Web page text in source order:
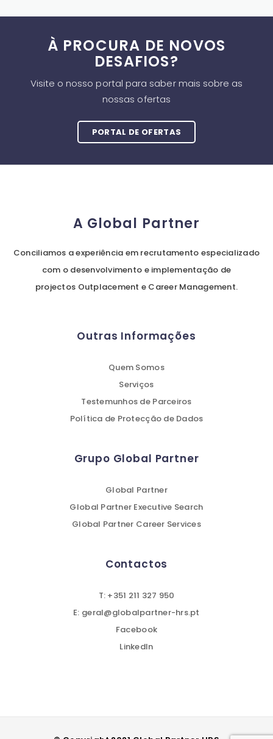
À PROCURA DE NOVOS
DESAFIOS?
Visite o nosso portal para saber mais sobre as
nossas ofertas
PORTAL DE OFERTAS
A Global Partner
Conciliamos a experiência em recrutamento especializado
com o desenvolvimento e implementação de
projectos Outplacement e Career Management.
Outras Informações
Quem Somos
Serviços
Testemunhos de Parceiros
Política de Protecção de Dados
Grupo Global Partner
Global Partner
Global Partner Executive Search
Global Partner Career Services
Contactos
T: +351 211 327 950
E: geral@globalpartner-hrs.pt
Facebook
LinkedIn